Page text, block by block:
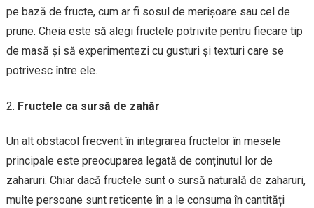
pe bază de fructe, cum ar fi sosul de merișoare sau cel de
prune. Cheia este să alegi fructele potrivite pentru fiecare tip
de masă și să experimentezi cu gusturi și texturi care se
potrivesc între ele.
Fructele ca sursă de zahăr
Un alt obstacol frecvent în integrarea fructelor în mesele
principale este preocuparea legată de conținutul lor de
zaharuri. Chiar dacă fructele sunt o sursă naturală de zaharuri,
multe persoane sunt reticente în a le consuma în cantități